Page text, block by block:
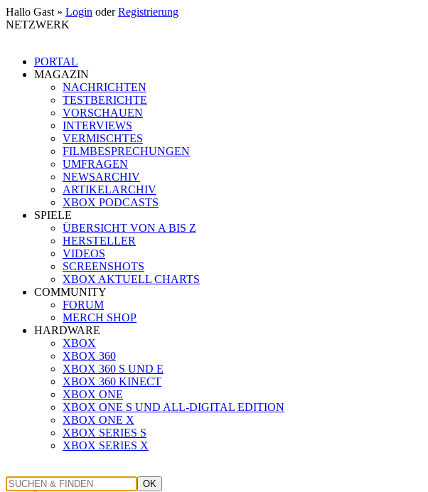
Hallo Gast » Login oderRegistrierung
NETZWERK
PORTAL
MAGAZIN
NACHRICHTEN
TESTBERICHTE
VORSCHAUEN
INTERVIEWS
VERMISCHTES
FILMBESPRECHUNGEN
UMFRAGEN
NEWSARCHIV
ARTIKELARCHIV
XBOX PODCASTS
SPIELE
ÜBERSICHT VON A BIS Z
HERSTELLER
VIDEOS
SCREENSHOTS
XBOX AKTUELL CHARTS
COMMUNITY
FORUM
MERCH SHOP
HARDWARE
XBOX
XBOX 360
XBOX 360 S UND E
XBOX 360 KINECT
XBOX ONE
XBOX ONE S UND ALL-DIGITAL EDITION
XBOX ONE X
XBOX SERIES S
XBOX SERIES X
OK